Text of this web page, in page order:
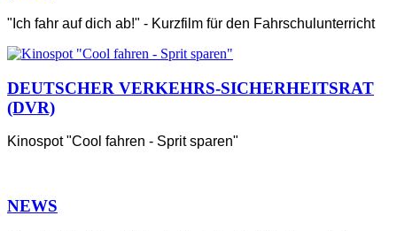
"Ich fahr auf dich ab!" - Kurzfilm für den Fahrschulunterricht
DEUTSCHER VERKEHRS-SICHERHEITSRAT
(DVR)
Kinospot "Cool fahren - Sprit sparen"
NEWS